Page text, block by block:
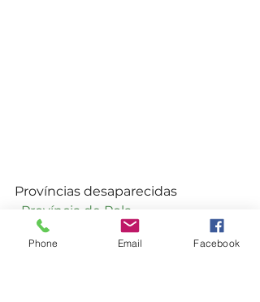
Províncias desaparecidas
Província de Pola
Província de Fiume
Província de Zara
Phone Email Facebook